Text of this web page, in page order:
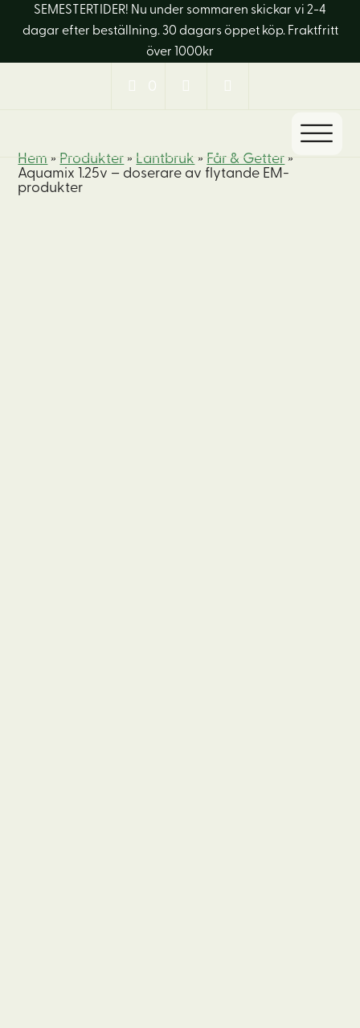
SEMESTERTIDER! Nu under sommaren skickar vi 2-4
dagar efter beställning. 30 dagars öppet köp. Fraktfritt
över 1000kr
0
Hem » Produkter » Lantbruk » Får & Getter »
Aquamix 1.25v – doserare av flytande EM-
produkter